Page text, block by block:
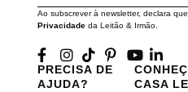
Ao subscrever à newsletter, declara
Privacidade da Leitão & Irmão.
PRECISA DE
AJUDA?
CASA